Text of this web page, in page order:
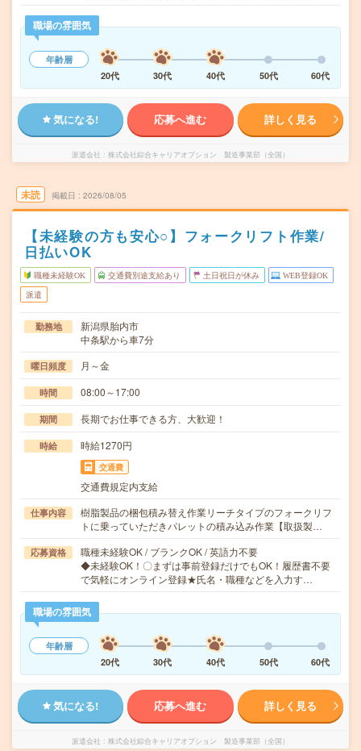
職場の雰囲気
年齢層
20代
30代 40代 50代 60代
気になる! 応募へ進む 詳しく見る
派遣会社 株式会社綜合キャリアオプション 製造事業部（全国）
未読 掲載日 2026/08/05
【未経験の方も安心○】フォークリフト作業/
日払いOK
職種未経験OK 交通費別途支給あり 土日祝日が休み WEB登録OK
派遣
勤務地
新潟県胎内市
中条駅から車7分
曜日頻度 月～金
時間 08:00～17:00
期間 長期でお仕事できる方、大歓迎！
時給 時給1270円
交通費
交通費規定内支給
仕事内容
樹脂製品の梱包積み替え作業リーチタイプのフォークリフ
トに乗っていただきパレットの積み込み作業【取扱製…
応募資格
職種未経験OK / ブランクOK / 英語力不要
◆未経験OK！〇まずは事前登録だけでもOK！履歴書不要
で気軽にオンライン登録★氏名・職種などを入力す…
職場の雰囲気
年齢層
20代
30代 40代 50代 60代
気になる! 応募へ進む 詳しく見る
派遣会社 株式会社綜合キャリアオプション 製造事業部（全国）